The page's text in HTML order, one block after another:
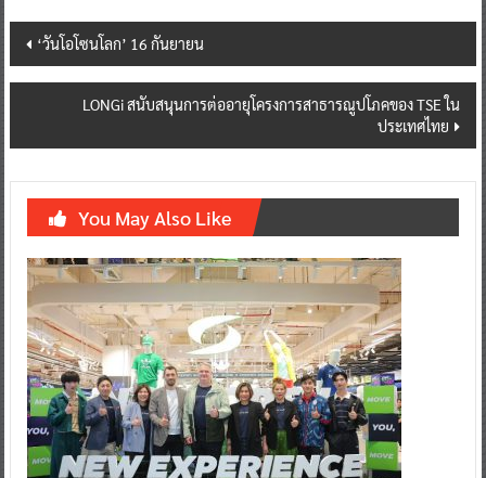
Post
navigation
‘วันโอโซนโลก’ 16 กันยายน
LONGi สนับสนุนการต่ออายุโครงการสาธารณูปโภคของ TSE ใน
ประเทศไทย
You May Also Like